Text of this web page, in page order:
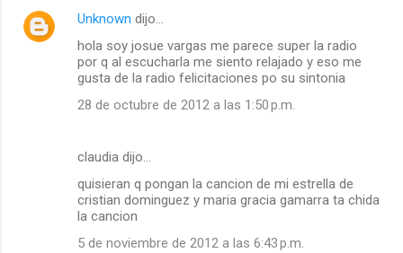
Unknown dijo…
hola soy josue vargas me parece super la radio
por q al escucharla me siento relajado y eso me
gusta de la radio felicitaciones po su sintonia
28 de octubre de 2012 a las 1:50 p.m.
claudia dijo…
quisieran q pongan la cancion de mi estrella de
cristian dominguez y maria gracia gamarra ta chida
la cancion
5 de noviembre de 2012 a las 6:43 p.m.